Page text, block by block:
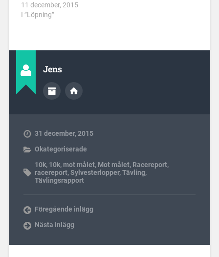
11 december, 2015
I ”Löpning”
Jens
31 december, 2015
Okategoriserade
10k, 10k, mot målet, Mot målet, Racereport,
racereport,Sylvesterlopper,Tävling,
Tävlingsrapport
Föregående inlägg
Nästa inlägg